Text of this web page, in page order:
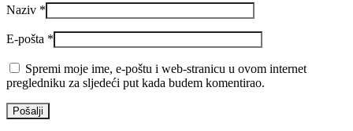
Naziv *
E-pošta *
Spremi moje ime, e-poštu i web-stranicu u ovom internet
pregledniku za sljedeći put kada budem komentirao.